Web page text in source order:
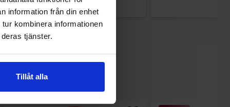
information från din enhet
kombinera informationen
tjänster.
Tillåt alla